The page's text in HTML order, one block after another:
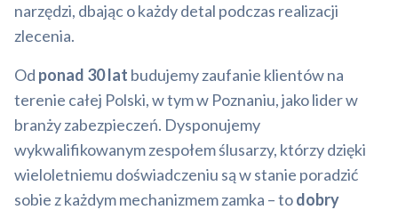
narzędzi, dbając o każdy detal podczas realizacji
zlecenia.
Od ponad 30 lat budujemy zaufanie klientów na
terenie całej Polski, w tym w Poznaniu, jako lider w
branży zabezpieczeń. Dysponujemy
wykwalifikowanym zespołem ślusarzy, którzy dzięki
wieloletniemu doświadczeniu są w stanie poradzić
sobie z każdym mechanizmem zamka – todobry